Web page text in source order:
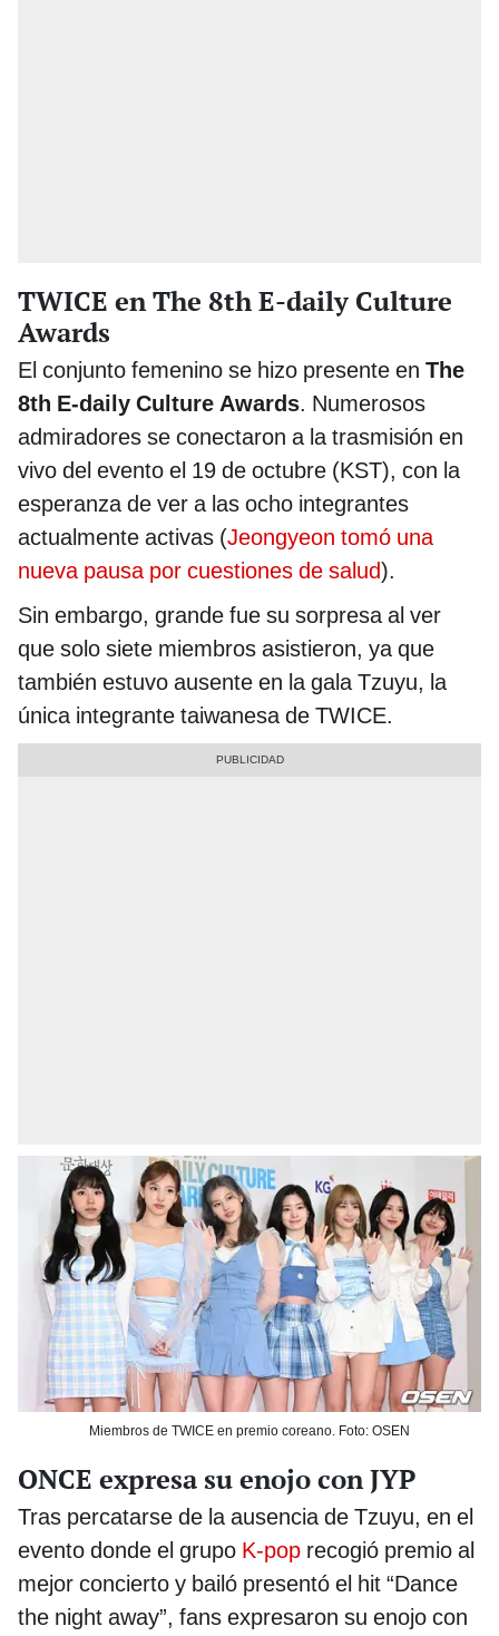
TWICE en The 8th E-daily Culture
Awards
El conjunto femenino se hizo presente en The
8th E-daily Culture Awards. Numerosos
admiradores se conectaron a la trasmisión en
vivo del evento el 19 de octubre (KST), con la
esperanza de ver a las ocho integrantes
actualmente activas (Jeongyeon tomó una
nueva pausa por cuestiones de salud).
Sin embargo, grande fue su sorpresa al ver
que solo siete miembros asistieron, ya que
también estuvo ausente en la gala Tzuyu, la
única integrante taiwanesa de TWICE.
Miembros de TWICE en premio coreano. Foto: OSEN
ONCE expresa su enojo con JYP
Tras percatarse de la ausencia de Tzuyu, en el
evento donde el grupo K-pop recogió premio al
mejor concierto y bailó presentó el hit “Dance
the night away”, fans expresaron su enojo con